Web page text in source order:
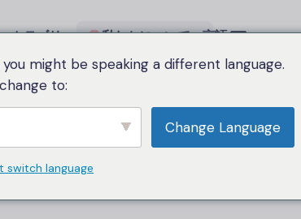
カテゴリー 私たちについて 言語
might be speaking a different language.
to:
Change Language
switch language